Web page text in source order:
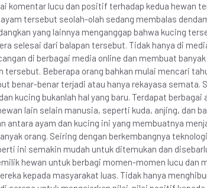
komentar lucu dan positif terhadap kedua hewan
tersebut seolah-olah sedang membalas
yang lainnya menganggap bahwa kucing
selesai dari balapan tersebut. Tidak hanya di
di berbagai media online dan membuat
tersebut. Beberapa orang bahkan mulai mencari
benar-benar terjadi atau hanya rekayasa semata.
kucing bukanlah hal yang baru. Terdapat berbagai
lain selain manusia, seperti kuda, anjing, dan
antara ayam dan kucing ini yang membuatnya
orang. Seiring dengan berkembangnya
ini semakin mudah untuk ditemukan dan
hewan untuk berbagi momen-momen lucu dan
kepada masyarakat luas. Tidak hanya